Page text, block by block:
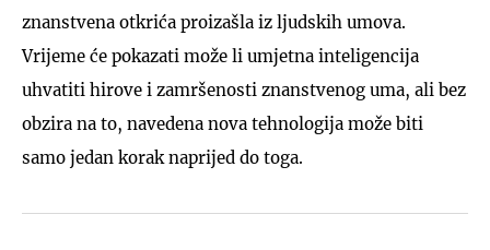
znanstvena otkrića proizašla iz ljudskih umova.
Vrijeme će pokazati može li umjetna inteligencija
uhvatiti hirove i zamršenosti znanstvenog uma, ali bez
obzira na to, navedena nova tehnologija može biti
samo jedan korak naprijed do toga.